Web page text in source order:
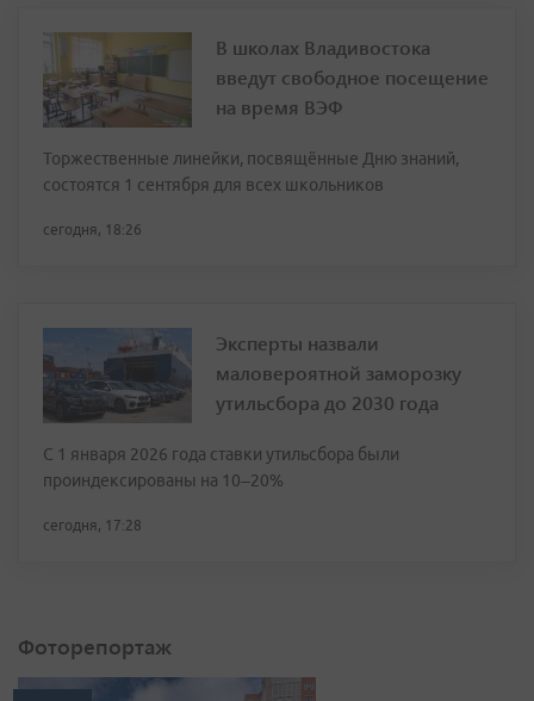
В школах Владивостока
введут свободное посещение
на время ВЭФ
Торжественные линейки, посвящённые Дню знаний,
состоятся 1 сентября для всех школьников
сегодня, 18:26
Эксперты назвали
маловероятной заморозку
утильсбора до 2030 года
С 1 января 2026 года ставки утильсбора были
проиндексированы на 10–20%
сегодня, 17:28
Фоторепортаж